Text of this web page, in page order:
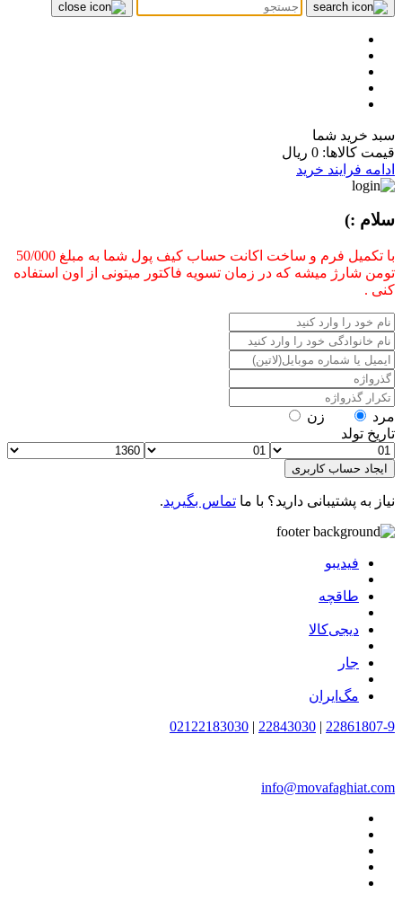
سبد خرید شما
قیمت کالاها: 0 ریال
ادامه فرایند خرید
سلام :)
با تکمیل فرم و ساخت اکانت حساب کیف پول شما به مبلغ 50/000
تومن شارژ میشه که در زمان تسویه فاکتور میتونی از اون استفاده
کنی .
مرد
زن
تاریخ تولد
ایجاد حساب کاربری
نیاز به پشتیبانی دارید؟ با ما تماس بگیرید.
فیدیبو
طاقچه
دیجی‌کالا
جار
مگ‌ایران
22861807-9
|
22843030
|
02122183030
info@movafaghiat.com